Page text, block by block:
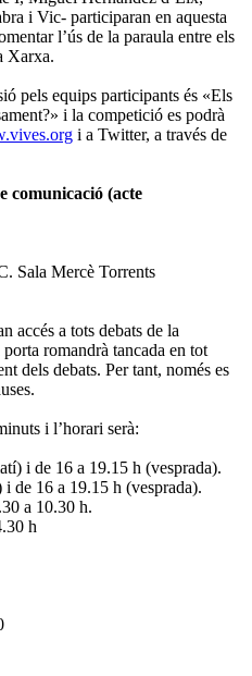
i Vic- participaran en aquesta
l’ús de la paraula entre els
Xarxa.
pels equips participants és «Els
i la competició es podrà
i a Twitter, a través de
comunicació (acte
Sala Mercè Torrents
accés a tots debats de la
romandrà tancada en tot
dels debats. Per tant, només es
i l’horari serà:
i de 16 a 19.15 h (vesprada).
de 16 a 19.15 h (vesprada).
a 10.30 h.
h